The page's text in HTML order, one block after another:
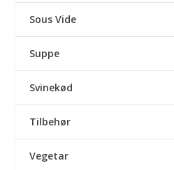
Sous Vide
Suppe
Svinekød
Tilbehør
Vegetar